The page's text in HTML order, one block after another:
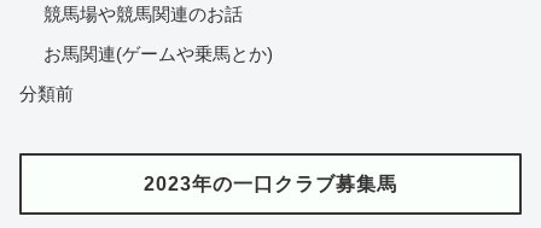
競馬場や競馬関連のお話
お馬関連(ゲームや乗馬とか)
分類前
2023年の一口クラブ募集馬